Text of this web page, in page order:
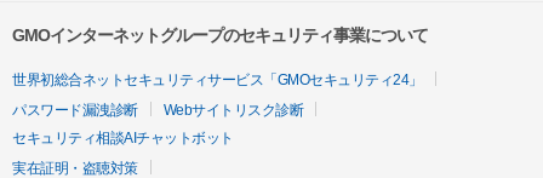
GMOインターネットグループのセキュリティ事業について
世界初総合ネットセキュリティサービス「GMOセキュリティ24」
パスワード漏洩診断
Webサイトリスク診断
セキュリティ相談AIチャットボット
実在証明・盗聴対策